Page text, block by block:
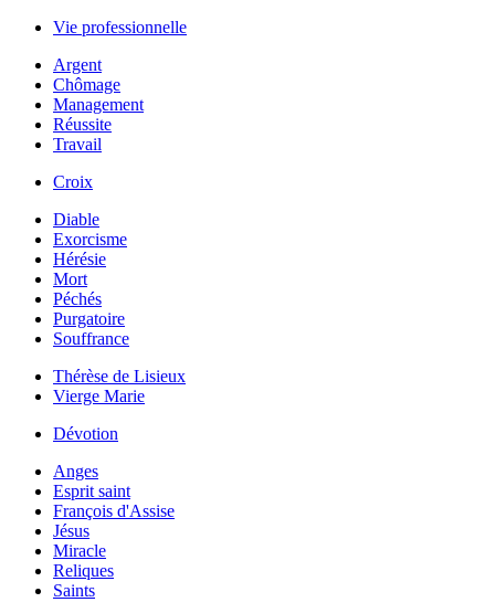
Vie professionnelle
Argent
Chômage
Management
Réussite
Travail
Croix
Diable
Exorcisme
Hérésie
Mort
Péchés
Purgatoire
Souffrance
Thérèse de Lisieux
Vierge Marie
Dévotion
Anges
Esprit saint
François d'Assise
Jésus
Miracle
Reliques
Saints